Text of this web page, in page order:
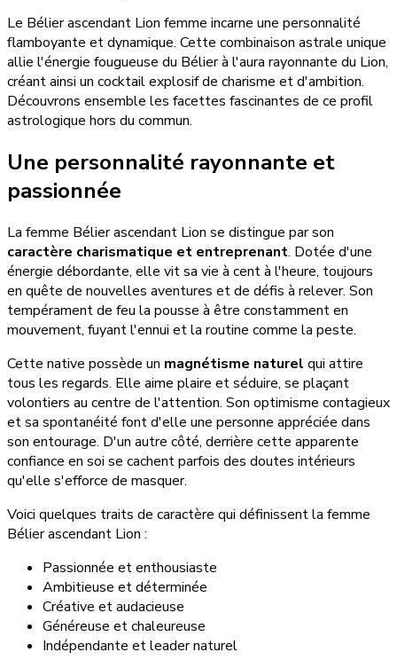
Le Bélier ascendant Lion femme incarne une personnalité
flamboyante et dynamique. Cette combinaison astrale unique
allie l'énergie fougueuse du Bélier à l'aura rayonnante du Lion,
créant ainsi un cocktail explosif de charisme et d'ambition.
Découvrons ensemble les facettes fascinantes de ce profil
astrologique hors du commun.
Une personnalité rayonnante et
passionnée
La femme Bélier ascendant Lion se distingue par son
caractère charismatique et entreprenant. Dotée d'une
énergie débordante, elle vit sa vie à cent à l'heure, toujours
en quête de nouvelles aventures et de défis à relever. Son
tempérament de feu la pousse à être constamment en
mouvement, fuyant l'ennui et la routine comme la peste.
Cette native possède un magnétisme naturel qui attire
tous les regards. Elle aime plaire et séduire, se plaçant
volontiers au centre de l'attention. Son optimisme contagieux
et sa spontanéité font d'elle une personne appréciée dans
son entourage. D'un autre côté, derrière cette apparente
confiance en soi se cachent parfois des doutes intérieurs
qu'elle s'efforce de masquer.
Voici quelques traits de caractère qui définissent la femme
Bélier ascendant Lion :
Passionnée et enthousiaste
Ambitieuse et déterminée
Créative et audacieuse
Généreuse et chaleureuse
Indépendante et leader naturel